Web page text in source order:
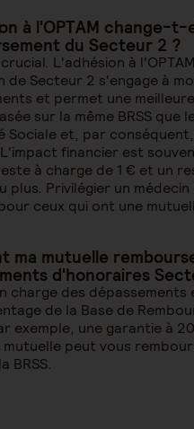
à l'OPTAM change-t-
du Secteur 2 ?
L'adhésion à
de Secteur 2 s'engage à
et permet une
sur la même BRSS que
Sociale et, par
financier est
à charge de 1 € et un
plus. Privilégier un médecin
ceux qui ont une
ma mutuelle
d'honoraires
charge des dépassements
de la Base de
exemple, une garantie à
peut vous
BRSS.